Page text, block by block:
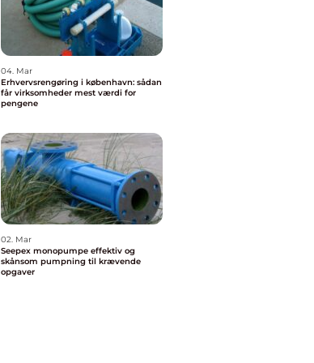
04. Mar
Erhvervsrengøring i københavn: sådan
får virksomheder mest værdi for
pengene
02. Mar
Seepex monopumpe effektiv og
skånsom pumpning til krævende
opgaver